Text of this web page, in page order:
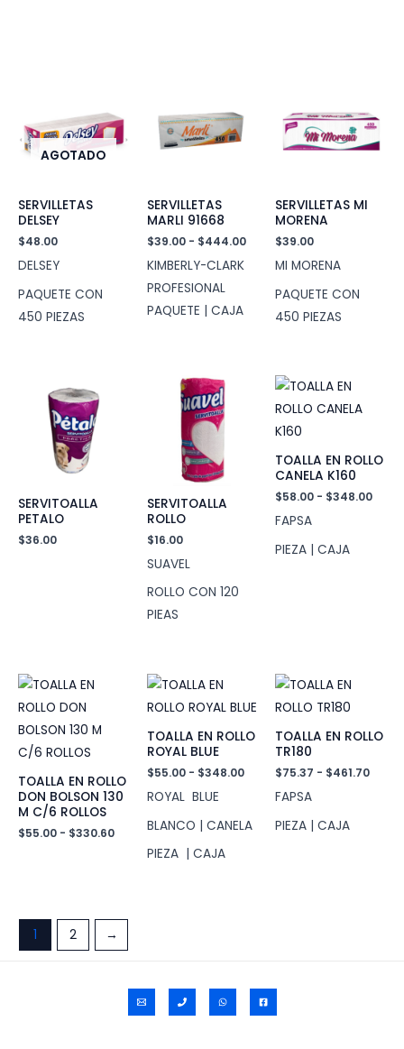
AGOTADO
SERVILLETAS
DELSEY
$48.00
DELSEY
PAQUETE CON
450 PIEZAS
SERVILLETAS
MARLI 91668
$39.00 - $444.00Rango
precios:
$39.00
hasta
KIMBERLY-CLARK
PROFESIONAL
PAQUETE | CAJA
SERVILLETAS MI
MORENA
$39.00
MI MORENA
PAQUETE CON
450 PIEZAS
SERVITOALLA
PETALO
$36.00
SERVITOALLA
ROLLO
$16.00
SUAVEL
ROLLO CON 120
PIEAS
TOALLA EN ROLLO
CANELA K160
$58.00 - $348.00
FAPSA
PIEZA | CAJA
TOALLA EN ROLLO
DON BOLSON 130
M C/6 ROLLOS
$55.00 - $330.60Rango
precios:
$330.60
TOALLA EN ROLLO
ROYAL BLUE
$55.00 - $348.00Rango
precios:
$55.00
ROYAL BLUE
BLANCO | CANELA
PIEZA | CAJA
TOALLA EN ROLLO
TR180
$75.37 - $461.70
FAPSA
PIEZA | CAJA
1 2 →